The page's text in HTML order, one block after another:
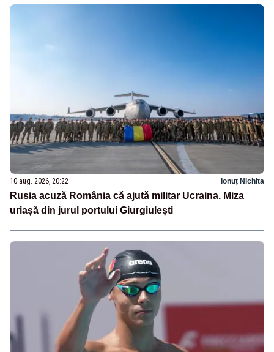
10 aug. 2026, 20:22 Ionuț Nichita
Rusia acuză România că ajută militar Ucraina. Miza
uriașă din jurul portului Giurgiulești